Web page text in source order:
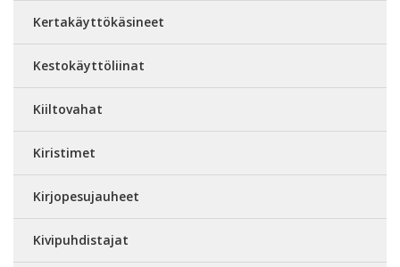
Kertakäyttökäsineet
Kestokäyttöliinat
Kiiltovahat
Kiristimet
Kirjopesujauheet
Kivipuhdistajat